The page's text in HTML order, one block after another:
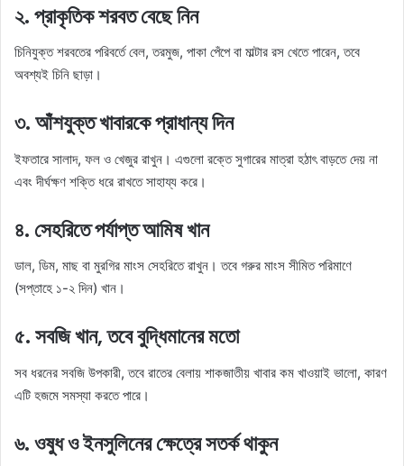
২. প্রাকৃতিক শরবত বেছে নিন
চিনিযুক্ত শরবতের পরিবর্তে বেল, তরমুজ, পাকা পেঁপে বা মাল্টার রস খেতে পারেন, তবে
অবশ্যই চিনি ছাড়া।
৩. আঁশযুক্ত খাবারকে প্রাধান্য দিন
ইফতারে সালাদ, ফল ও খেজুর রাখুন। এগুলো রক্তে সুগারের মাত্রা হঠাৎ বাড়তে দেয় না
এবং দীর্ঘক্ষণ শক্তি ধরে রাখতে সাহায্য করে।
৪. সেহরিতে পর্যাপ্ত আমিষ খান
ডাল, ডিম, মাছ বা মুরগির মাংস সেহরিতে রাখুন। তবে গরুর মাংস সীমিত পরিমাণে
(সপ্তাহে ১-২ দিন) খান।
৫. সবজি খান, তবে বুদ্ধিমানের মতো
সব ধরনের সবজি উপকারী, তবে রাতের বেলায় শাকজাতীয় খাবার কম খাওয়াই ভালো, কারণ
এটি হজমে সমস্যা করতে পারে।
৬. ওষুধ ও ইনসুলিনের ক্ষেত্রে সতর্ক থাকুন